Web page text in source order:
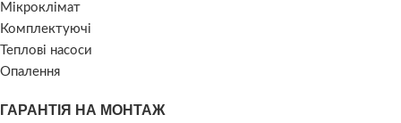
Мікроклімат
Комплектуючі
Теплові насоси
Опалення
ГАРАНТІЯ НА МОНТАЖ